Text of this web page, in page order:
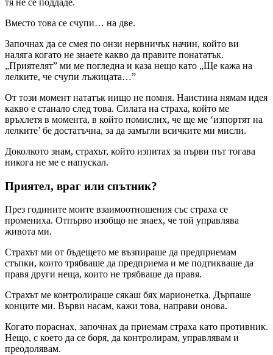
Вместо това се счупи… на две.
Започнах да се смея по онзи нервничък начин, който ви
наляга когато не знаете какво да правите понататък.
„Приятелят” ми ме погледна и каза нещо като „Ще кажа на
лелките, че счупи лъжицата…”
От този момент нататък нищо не помня. Наистина нямам идея
какво е станало след това. Силата на страха, който ме
връхлетя в момента, в който помислих, че ще ме ‘изпортят на
лелките’ бе достатъчна, за да замъгли всичките ми мисли.
Доколкото знам, страхът, който изпитах за първи път тогава
никога не ме е напускал.
Приятел, враг или спътник?
През годините моите взаимоотношения със страха се
промениха. Отпърво изобщо не знаех, че той управлява
живота ми.
Страхът ми от бъдещето ме възпираше да предприемам
стъпки, които трябваше да предприема и ме подтикваше да
правя други неща, които не трябваше да правя.
Страхът ме контролираше сякаш бях марионетка. Дърпаше
конците ми. Върви насам, кажи това, направи онова.
Когато пораснах, започнах да приемам страха като противник.
Нещо, с което да се боря, да контролирам, управлявам и
преодолявам.